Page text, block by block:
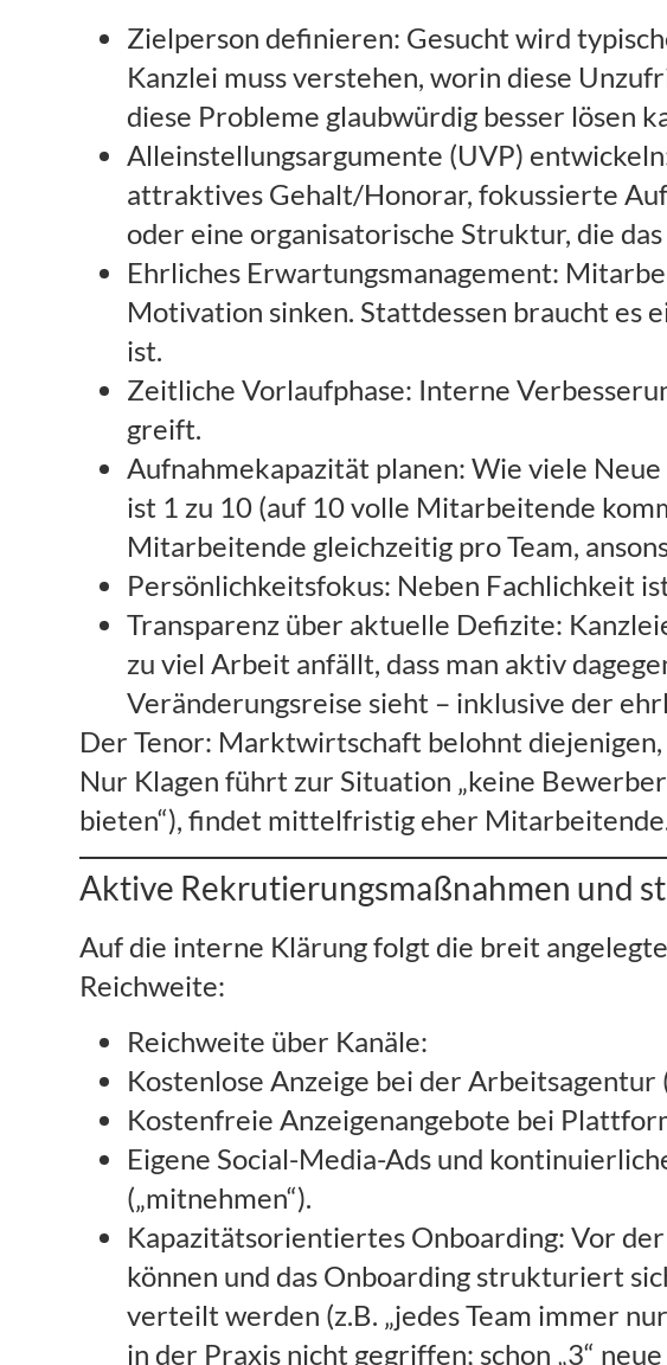
Zielperson definieren: Gesucht wird
Kanzlei muss verstehen, worin diese
diese Probleme glaubwürdig besser lösen
Alleinstellungsargumente (UVP)
attraktives Gehalt/Honorar, fokussierte
oder eine organisatorische Struktur, die
Ehrliches Erwartungsmanagement:
Motivation sinken. Stattdessen braucht es
ist.
Zeitliche Vorlaufphase: Interne
greift.
Aufnahmekapazität planen: Wie viele
ist 1 zu 10 (auf 10 volle Mitarbeitende
Mitarbeitende gleichzeitig pro Team,
Persönlichkeitsfokus: Neben Fachlichkeit
Transparenz über aktuelle Defizite:
zu viel Arbeit anfällt, dass man aktiv
Veränderungsreise sieht – inklusive der
Der Tenor: Marktwirtschaft belohnt
Nur Klagen führt zur Situation „keine
bieten“), findet mittelfristig eher
Aktive Rekrutierungsmaßnahmen und
Auf die interne Klärung folgt die breit
Reichweite:
Reichweite über Kanäle:
Kostenlose Anzeige bei der Arbeitsagentur
Kostenfreie Anzeigenangebote bei
Eigene Social-Media-Ads und
(„mitnehmen“).
Kapazitätsorientiertes Onboarding: Vor
können und das Onboarding strukturiert
verteilt werden (z.B. „jedes Team immer
in der Praxis nicht gegriffen; schon „3“